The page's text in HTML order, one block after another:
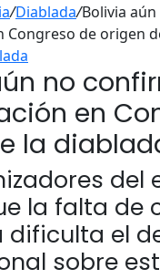
/Diablada/Bolivia
Congreso de origen
no
en
la
del
la falta de
dificulta el
sobre